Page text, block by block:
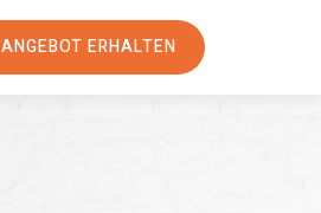
ANGEBOT ERHALTEN